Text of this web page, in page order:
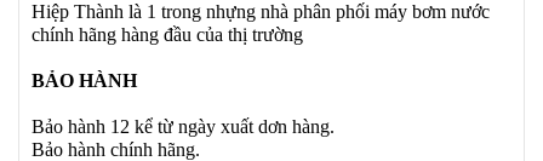
Hiệp Thành là 1 trong nhựng nhà phân phối máy bơm nước
chính hãng hàng đầu của thị trường
BẢO HÀNH
Bảo hành 12 kể từ ngày xuất dơn hàng.
Bảo hành chính hãng.